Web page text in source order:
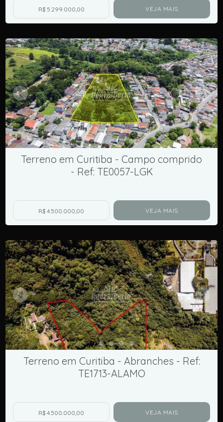
R$ 5.299.000,00 VEJA MAIS
Terreno em Curitiba - Campo comprido
- Ref: TE0057-LGK
R$ 4.500.000,00 VEJA MAIS
Terreno em Curitiba - Abranches - Ref:
TE1713-ALAMO
R$ 4.500.000,00 VEJA MAIS